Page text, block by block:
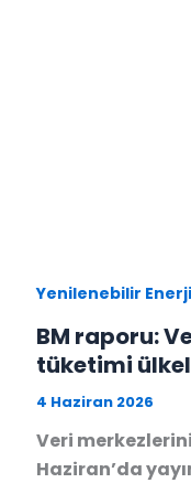
Yenilenebilir Enerji
BM raporu:
tüketimi
4 Haziran 2026
Veri
Haziran’da